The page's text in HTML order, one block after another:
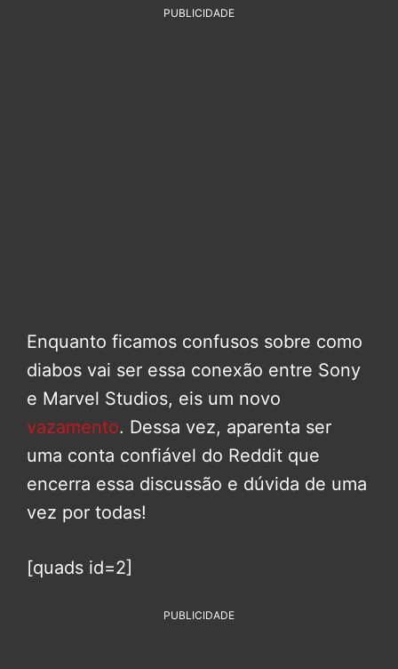
PUBLICIDADE
Enquanto ficamos confusos sobre como
diabos vai ser essa conexão entre Sony
e Marvel Studios, eis um novo
vazamento. Dessa vez, aparenta ser
uma conta confiável do Reddit que
encerra essa discussão e dúvida de uma
vez por todas!
[quads id=2]
PUBLICIDADE